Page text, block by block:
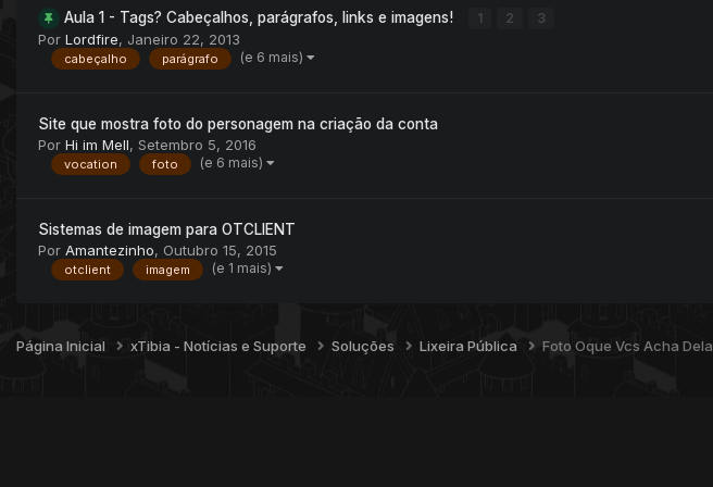
Aula 1 - Tags? Cabeçalhos, parágrafos, links e imagens! 1 2 3
Por Lordfire, Janeiro 22, 2013
cabeçalho parágrafo (e 6 mais)
Site que mostra foto do personagem na criação da conta
Por Hi im Mell, Setembro 5, 2016
vocation foto (e 6 mais)
Sistemas de imagem para OTCLIENT
Por Amantezinho, Outubro 15, 2015
otclient imagem (e 1 mais)
Página Inicial xTibia - Notícias e Suporte Soluções Lixeira Pública Foto Oque Vcs Acha Dela